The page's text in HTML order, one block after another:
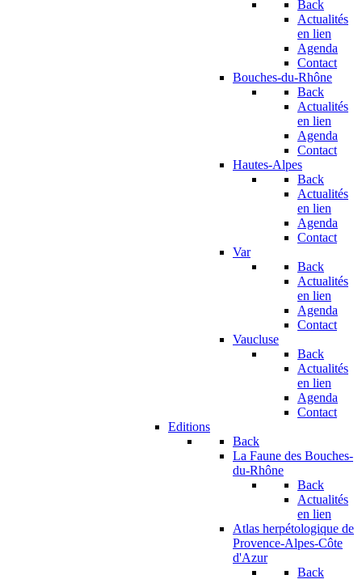
Back
Actualités
en lien
Agenda
Contact
Bouches-du-Rhône
Back
Actualités
en lien
Agenda
Contact
Hautes-Alpes
Back
Actualités
en lien
Agenda
Contact
Var
Back
Actualités
en lien
Agenda
Contact
Vaucluse
Back
Actualités
en lien
Agenda
Contact
Editions
Back
La Faune des Bouches-
du-Rhône
Back
Actualités
en lien
Atlas herpétologique de
Provence-Alpes-Côte
d'Azur
Back